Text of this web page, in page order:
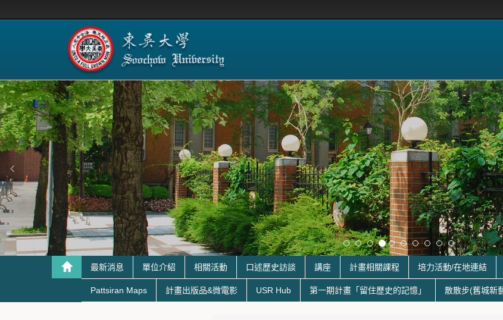
最新消息 單位介紹 相關活動 口述歷史訪談 講座 計畫相關課程 培力活動/在地連結
Pattsiran Maps 計畫出版品&微電影 USR Hub 第一期計畫「留住歷史的記憶」 散散步(舊城新